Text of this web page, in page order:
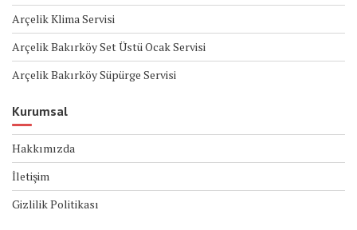
Arçelik Klima Servisi
Arçelik Bakırköy Set Üstü Ocak Servisi
Arçelik Bakırköy Süpürge Servisi
Kurumsal
Hakkımızda
İletişim
Gizlilik Politikası